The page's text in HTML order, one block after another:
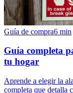
Guía de compra6 min
Guía completa
tu hogar
Aprende a elegir la
completa que detalla